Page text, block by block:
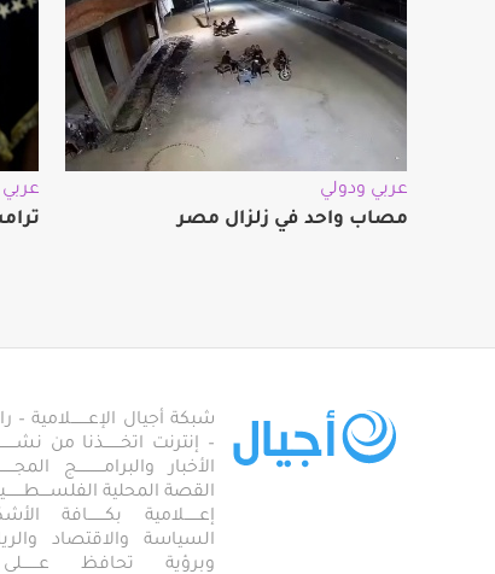
عربي ودولي
مصاب واحد في زلزال مصر
شبكة أجيال الإعـــــــلامية –
– إنترنت اتخـــــــذنا من
الأخبار والبرامـــــــــــج
القصة المحلية
إعــــــلامية بكـــــــافة
السياسة والاقتصاد والرياضة
وبرؤية تحافظ